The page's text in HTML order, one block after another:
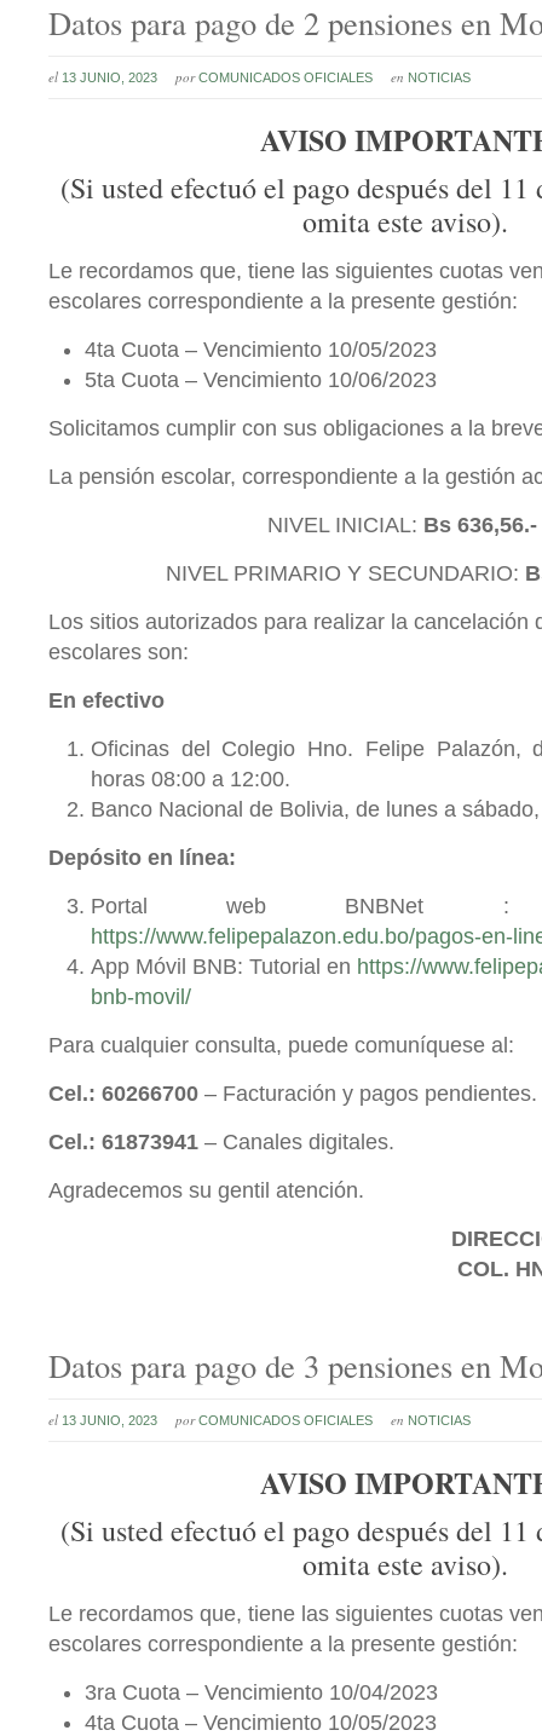
Datos para pago de 2 pensiones en
el 13 JUNIO, 2023 por COMUNICADOS OFICIALES en NOTICIAS
AVISO
(Si usted efectuó el pago después del
omita este aviso).
Le recordamos que, tiene las siguientes cuotas
escolares correspondiente a la presente gestión:
4ta Cuota – Vencimiento 10/05/2023
5ta Cuota – Vencimiento 10/06/2023
Solicitamos cumplir con sus obligaciones a la
La pensión escolar, correspondiente a la gestión
NIVEL INICIAL: Bs 636,56.-
NIVEL PRIMARIO Y SECUNDARIO:
Los sitios autorizados para realizar la cancelación
escolares son:
En efectivo
Oficinas del Colegio Hno. Felipe Palazón,
horas 08:00 a 12:00.
Banco Nacional de Bolivia, de lunes a
Depósito en línea:
Portal web BNBNet :
https://www.felipepalazon.edu.bo/pagos-en-
App Móvil BNB: Tutorial en https://
bnb-movil/
Para cualquier consulta, puede comuníquese al:
Cel.: 60266700 – Facturación y pagos pendientes.
Cel.: 61873941 – Canales digitales.
Agradecemos su gentil atención.
COL.
Datos para pago de 3 pensiones en
el 13 JUNIO, 2023 por COMUNICADOS OFICIALES en NOTICIAS
AVISO
(Si usted efectuó el pago después del
omita este aviso).
Le recordamos que, tiene las siguientes cuotas
escolares correspondiente a la presente gestión:
3ra Cuota – Vencimiento 10/04/2023
4ta Cuota – Vencimiento 10/05/2023